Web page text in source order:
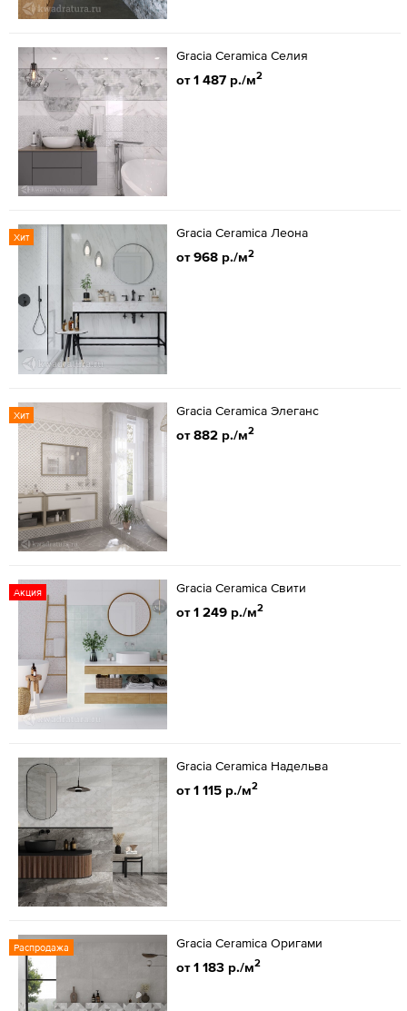
Gracia Ceramica Селия
от 1 487 р./м2
Хит Gracia Ceramica Леона
от 968 р./м2
Хит Gracia Ceramica Элеганс
от 882 р./м2
Акция Gracia Ceramica Свити
от 1 249 р./м2
Gracia Ceramica Надельва
от 1 115 р./м2
Распродажа Gracia Ceramica Оригами
от 1 183 р./м2